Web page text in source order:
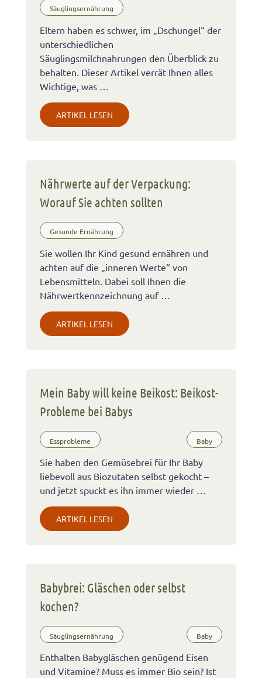
Säuglingsernährung
Eltern haben es schwer, im „Dschungel“ der
unterschiedlichen
Säuglingsmilchnahrungen den Überblick zu
behalten. Dieser Artikel verrät Ihnen alles
Wichtige, was …
ARTIKEL LESEN
Nährwerte auf der Verpackung:
Worauf Sie achten sollten
Gesunde Ernährung
Sie wollen Ihr Kind gesund ernähren und
achten auf die „inneren Werte“ von
Lebensmitteln. Dabei soll Ihnen die
Nährwertkennzeichnung auf …
ARTIKEL LESEN
Mein Baby will keine Beikost: Beikost-
Probleme bei Babys
Essprobleme Baby
Sie haben den Gemüsebrei für Ihr Baby
liebevoll aus Biozutaten selbst gekocht –
und jetzt spuckt es ihn immer wieder …
ARTIKEL LESEN
Babybrei: Gläschen oder selbst
kochen?
Säuglingsernährung Baby
Enthalten Babygläschen genügend Eisen
und Vitamine? Muss es immer Bio sein? Ist